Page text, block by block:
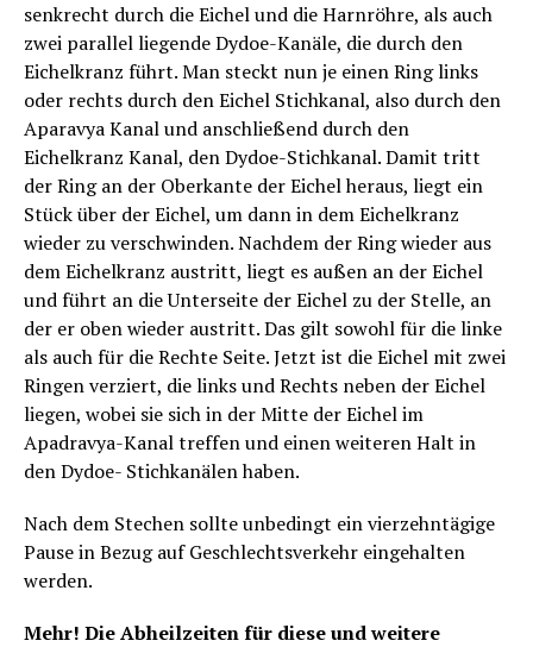
senkrecht durch die Eichel und die Harnröhre, als auch
zwei parallel liegende Dydoe-Kanäle, die durch den
Eichelkranz führt. Man steckt nun je einen Ring links
oder rechts durch den Eichel Stichkanal, also durch den
Aparavya Kanal und anschließend durch den
Eichelkranz Kanal, den Dydoe-Stichkanal. Damit tritt
der Ring an der Oberkante der Eichel heraus, liegt ein
Stück über der Eichel, um dann in dem Eichelkranz
wieder zu verschwinden. Nachdem der Ring wieder aus
dem Eichelkranz austritt, liegt es außen an der Eichel
und führt an die Unterseite der Eichel zu der Stelle, an
der er oben wieder austritt. Das gilt sowohl für die linke
als auch für die Rechte Seite. Jetzt ist die Eichel mit zwei
Ringen verziert, die links und Rechts neben der Eichel
liegen, wobei sie sich in der Mitte der Eichel im
Apadravya-Kanal treffen und einen weiteren Halt in
den Dydoe- Stichkanälen haben.
Nach dem Stechen sollte unbedingt ein vierzehntägige
Pause in Bezug auf Geschlechtsverkehr eingehalten
werden.
Mehr! Die Abheilzeiten für diese und weitere